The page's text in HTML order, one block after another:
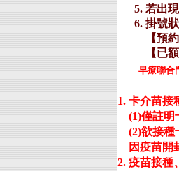
早療聯合
1. 卡介苗接
(1)僅註明
(2)欲接種
因疫苗開
2. 疫苗接種